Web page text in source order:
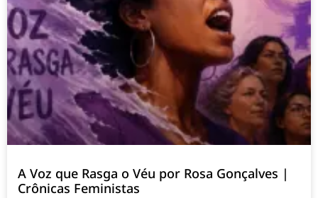
A Voz que Rasga o Véu por Rosa Gonçalves |
Crônicas Feministas